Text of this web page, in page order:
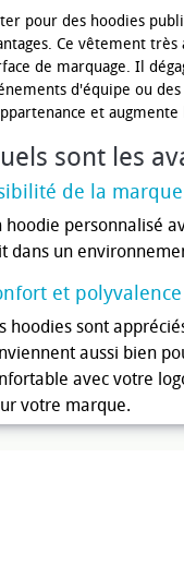
pour des hoodies
Ce vêtement
de marquage. Il
d'équipe ou
et
sont les
de la
hoodie personnalisé
dans un
et
hoodies sont
aussi bien
avec votre
votre marque.